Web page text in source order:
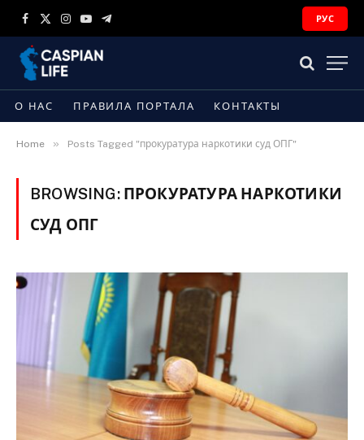
Facebook
X
Instagram
YouTubeTelegram
РУС
О НАС ПРАВИЛА ПОРТАЛА КОНТАКТЫ
Home » Posts Tagged "прокуратура наркотики суд ОПГ"
BROWSING: ПРОКУРАТУРА НАРКОТИКИ
СУД ОПГ